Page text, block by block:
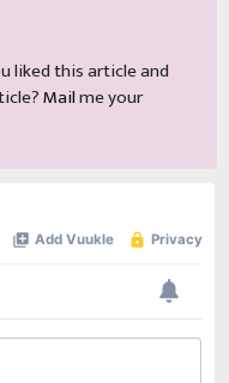
liked this article and
Mailme your